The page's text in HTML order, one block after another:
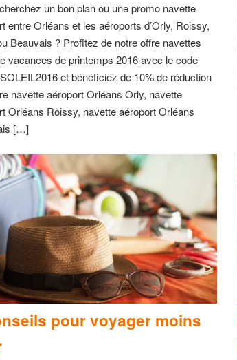
un bon plan ou une promo navette
entre Orléans et les aéroports d’Orly, Roissy,
Beauvais ? Profitez de notre offre navettes
vacances de printemps 2016 avec le code
et bénéficiez de 10% de réduction
navette aéroport Orléans Orly, navette
Orléans Roissy, navette aéroport Orléans
[…]
pour voyager moins